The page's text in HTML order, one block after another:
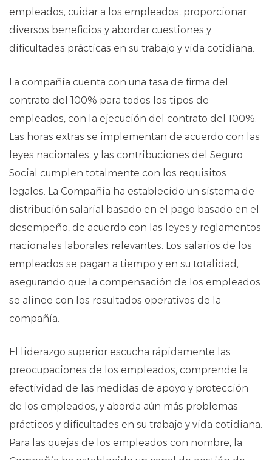
empleados, cuidar a los empleados, proporcionar
diversos beneficios y abordar cuestiones y
dificultades prácticas en su trabajo y vida cotidiana.
La compañía cuenta con una tasa de firma del
contrato del 100% para todos los tipos de
empleados, con la ejecución del contrato del 100%.
Las horas extras se implementan de acuerdo con las
leyes nacionales, y las contribuciones del Seguro
Social cumplen totalmente con los requisitos
legales. La Compañía ha establecido un sistema de
distribución salarial basado en el pago basado en el
desempeño, de acuerdo con las leyes y reglamentos
nacionales laborales relevantes. Los salarios de los
empleados se pagan a tiempo y en su totalidad,
asegurando que la compensación de los empleados
se alinee con los resultados operativos de la
compañía.
El liderazgo superior escucha rápidamente las
preocupaciones de los empleados, comprende la
efectividad de las medidas de apoyo y protección
de los empleados, y aborda aún más problemas
prácticos y dificultades en su trabajo y vida cotidiana.
Para las quejas de los empleados con nombre, la